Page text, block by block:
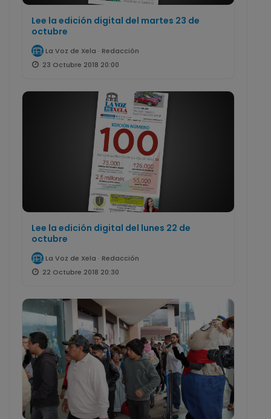
Lee la edición digital del martes 23 de
octubre
La Voz de Xela · Redacción
23 Octubre 2018 20:00
Lee la edición digital del lunes 22 de
octubre
La Voz de Xela · Redacción
22 Octubre 2018 20:30